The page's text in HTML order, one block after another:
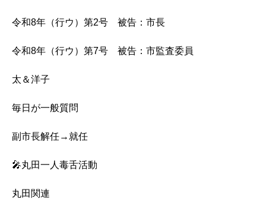
令和8年（行ウ）第2号 被告：市長
令和8年（行ウ）第7号 被告：市監査委員
太＆洋子
毎日が一般質問
副市長解任→就任
🎤丸田一人毒舌活動
丸田関連